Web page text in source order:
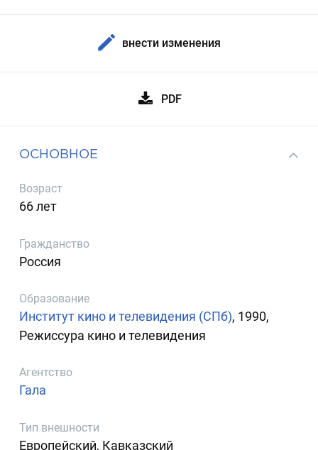
внести изменения
PDF
ОСНОВНОЕ
Возраст
66 лет
Гражданство
Россия
Образование
Институт кино и телевидения (СПб), 1990,
Режиссура кино и телевидения
Агентство
Гала
Тип внешности
Европейский, Кавказский